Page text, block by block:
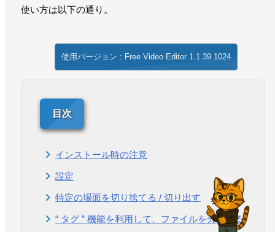
使い方は以下の通り。
使用バージョン : Free Video Editor 1.1.39.1024
インストール時の注意
設定
特定の場面を切り捨てる / 切り出す
“ タグ ” 機能を利用して、ファイルを分割する